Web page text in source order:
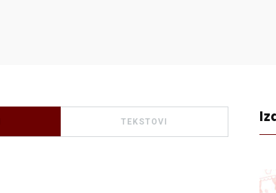
TEKSTOVI